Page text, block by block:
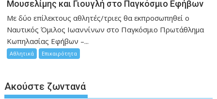
Μουσελίμης και Γιουγλή στο Παγκόσμιο Εφήβων
Mε δύο επίλεκτους αθλητές/τριες θα εκπροσωπηθεί ο
Ναυτικός Όμιλος Ιωαννίνων στο Παγκόσμιο Πρωτάθλημα
Κωπηλασίας Εφήβων –...
Αθλητικά Επικαιρότητα
Ακούστε ζωντανά